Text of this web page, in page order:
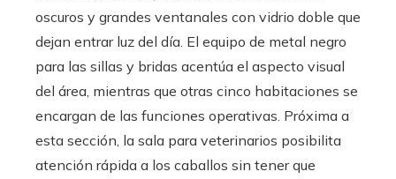
oscuros y grandes ventanales con vidrio doble que
dejan entrar luz del día. El equipo de metal negro
para las sillas y bridas acentúa el aspecto visual
del área, mientras que otras cinco habitaciones se
encargan de las funciones operativas. Próxima a
esta sección, la sala para veterinarios posibilita
atención rápida a los caballos sin tener que